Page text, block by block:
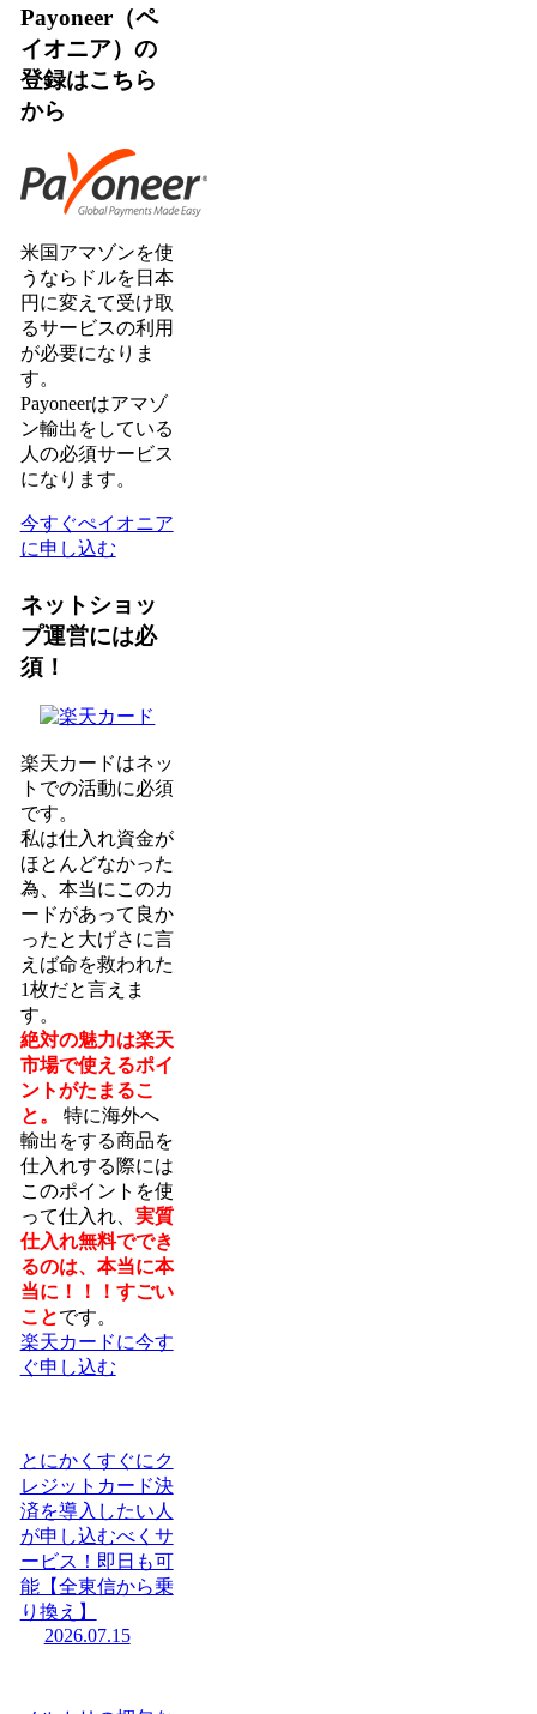
Payoneer（ペ
イオニア）の
登録はこちら
から
米国アマゾンを使
うならドルを日本
円に変えて受け取
るサービスの利用
が必要になりま
す。
Payoneerはアマゾ
ン輸出をしている
人の必須サービス
になります。
今すぐぺイオニア
に申し込む
ネットショッ
プ運営には必
須！
楽天カードはネッ
トでの活動に必須
です。
私は仕入れ資金が
ほとんどなかった
為、本当にこのカ
ードがあって良か
ったと大げさに言
えば命を救われた
1枚だと言えま
す。
絶対の魅力は楽天
市場で使えるポイ
ントがたまるこ
と。
特に海外へ
輸出をする商品を
仕入れする際には
このポイントを使
って仕入れ、 実質
仕入れ無料ででき
るのは、本当に本
当に！！！すごい
ことです。
楽天カードに今す
ぐ申し込む
とにかくすぐにク
レジットカード決
済を導入したい人
が申し込むべくサ
ービス！即日も可
能【全東信から乗
り換え】
2026.07.15